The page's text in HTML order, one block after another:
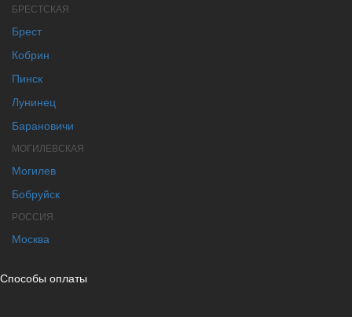
БРЕСТСКАЯ
Брест
Кобрин
Пинск
Лунинец
Барановичи
МОГИЛЕВСКАЯ
Могилев
Бобруйск
РОССИЯ
Москва
Способы оплаты